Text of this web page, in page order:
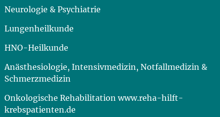
Neurologie & Psychiatrie
Lungenheilkunde
HNO-Heilkunde
Anästhesiologie, Intensivmedizin, Notfallmedizin &
Schmerzmedizin
Onkologische Rehabilitation www.reha-hilft-
krebspatienten.de